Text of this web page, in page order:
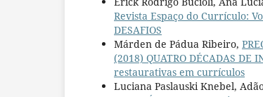
Revista Espaço do Currículo:
DESAFIOS
Márden de Pádua Ribeiro,
(2018) QUATRO DÉCADAS DE
restaurativas em currículos
Luciana Paslauski Knebel,